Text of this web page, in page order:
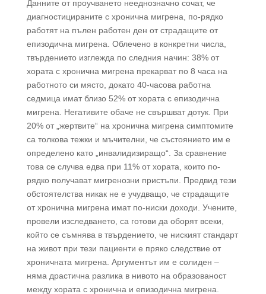
Данните от проучването нееднозначно сочат, че
диагностицираните с хронична мигрена, по-рядко
работят на пълен работен ден от страдащите от
епизодична мигрена. Облечено в конкретни числа,
твърдението изглежда по следния начин: 38% от
хората с хронична мигрена прекарват по 8 часа на
работното си място, докато 40-часова работна
седмица имат близо 52% от хората с епизодична
мигрена. Негативите обаче не свършват дотук. При
20% от „жертвите“ на хронична мигрена симптомите
са толкова тежки и мъчителни, че състоянието им е
определено като „инвалидизиращо“. За сравнение
това се случва едва при 11% от хората, които по-
рядко получават мигренозни пристъпи. Предвид тези
обстоятелства никак не е учудващо, че страдащите
от хронична мигрена имат по-ниски доходи. Учените,
провели изследването, са готови да оборят всеки,
който се съмнява в твърдението, че ниският стандарт
на живот при тези пациенти е пряко следствие от
хроничната мигрена. Аргументът им е солиден –
няма драстична разлика в нивото на образованост
между хората с хронична и епизодична мигрена.